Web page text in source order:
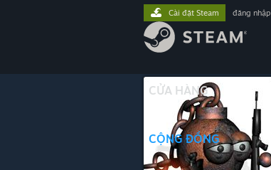
CỬA HÀNG
CỘNG ĐỒNG
Cài đặt Steam đăng nhập